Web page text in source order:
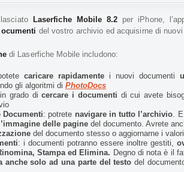
Laserfiche Mobile 8.2 per iPhone,
del vostro archivio ed acquisirne di
di Laserfiche Mobile includono:
caricare rapidamente i nuovi documenti
gli algoritmi di PhotoDocs
grado dicercare i documenti di cui avete
Documenti: potrete navigare in tutto l’archivio.
l’immagine delle pagine del documento. Avrete
del documento stesso o aggiornarne i
: i documenti potranno essere inoltre gestiti,
Stampa ed Elimina. Degno di nota è il
anche solo ad una parte del testo del